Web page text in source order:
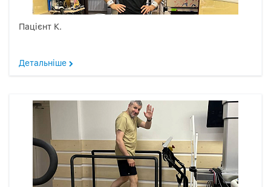
Пацієнт К.
Детальніше